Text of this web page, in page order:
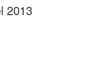
2013